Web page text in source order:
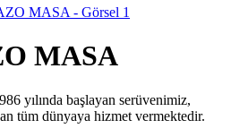
MASA
yılında başlayan serüvenimiz,
tüm dünyaya hizmet vermektedir.